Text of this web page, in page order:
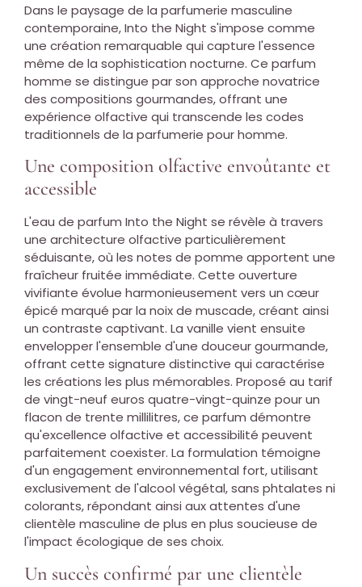
Dans le paysage de la parfumerie masculine
contemporaine, Into the Night s'impose comme
une création remarquable qui capture l'essence
même de la sophistication nocturne. Ce parfum
homme se distingue par son approche novatrice
des compositions gourmandes, offrant une
expérience olfactive qui transcende les codes
traditionnels de la parfumerie pour homme.
Une composition olfactive envoûtante et
accessible
L'eau de parfum Into the Night se révèle à travers
une architecture olfactive particulièrement
séduisante, où les notes de pomme apportent une
fraîcheur fruitée immédiate. Cette ouverture
vivifiante évolue harmonieusement vers un cœur
épicé marqué par la noix de muscade, créant ainsi
un contraste captivant. La vanille vient ensuite
envelopper l'ensemble d'une douceur gourmande,
offrant cette signature distinctive qui caractérise
les créations les plus mémorables. Proposé au tarif
de vingt-neuf euros quatre-vingt-quinze pour un
flacon de trente millilitres, ce parfum démontre
qu'excellence olfactive et accessibilité peuvent
parfaitement coexister. La formulation témoigne
d'un engagement environnemental fort, utilisant
exclusivement de l'alcool végétal, sans phtalates ni
colorants, répondant ainsi aux attentes d'une
clientèle masculine de plus en plus soucieuse de
l'impact écologique de ses choix.
Un succès confirmé par une clientèle